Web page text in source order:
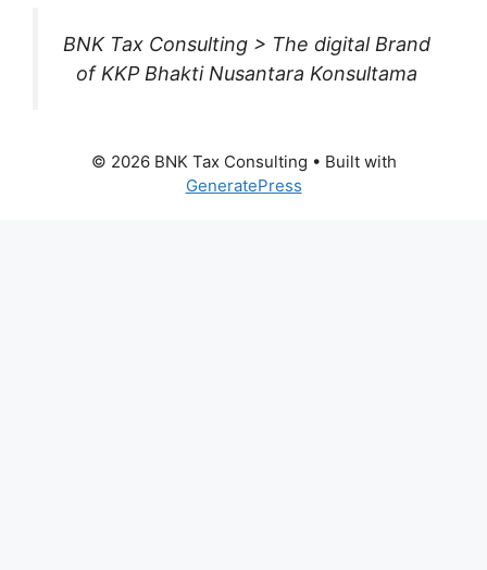
BNK Tax Consulting > The digital Brand
of KKP Bhakti Nusantara Konsultama
© 2026 BNK Tax Consulting • Built with
GeneratePress